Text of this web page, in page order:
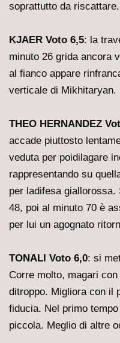
soprattutto da riscattare.
KJAER Voto 6,5: la
minuto 26 grida ancora
al fianco appare
verticale di Mikhitaryan.
THEO HERNANDEZ
accade piuttosto
veduta per poidilagare
rappresentando su
per ladifesa giallorossa.
48, poi al minuto 70 è
per lui un agognato
TONALI Voto 6,0: si
Corre molto, magari
ditroppo. Migliora con il
fiducia. Nel primo
piccola. Meglio di altre